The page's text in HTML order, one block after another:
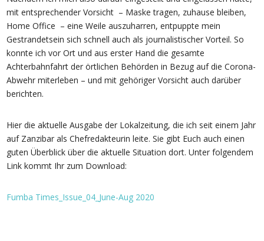
mit entsprechender Vorsicht – Maske tragen, zuhause bleiben,
Home Office – eine Weile auszuharren, entpuppte mein
Gestrandetsein sich schnell auch als journalistischer Vorteil. So
konnte ich vor Ort und aus erster Hand die gesamte
Achterbahnfahrt der örtlichen Behörden in Bezug auf die Corona-
Abwehr miterleben – und mit gehöriger Vorsicht auch darüber
berichten.
Hier die aktuelle Ausgabe der Lokalzeitung, die ich seit einem Jahr
auf Zanzibar als Chefredakteurin leite. Sie gibt Euch auch einen
guten Überblick über die aktuelle Situation dort. Unter folgendem
Link kommt Ihr zum Download:
Fumba Times_Issue_04_June-Aug 2020